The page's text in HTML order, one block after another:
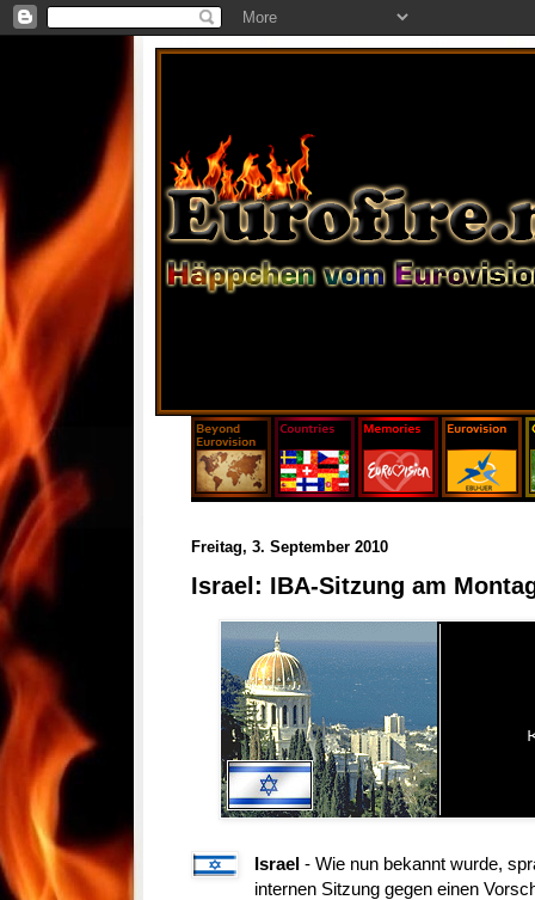
Freitag, 3. September 2010
Israel: IBA-Sitzung am
Israel - Wie nun bekannt wurde,
internen Sitzung gegen einen